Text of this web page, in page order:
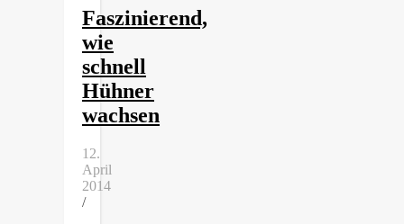
Faszinierend,
wie
schnell
Hühner
wachsen
12.
April
2014
/